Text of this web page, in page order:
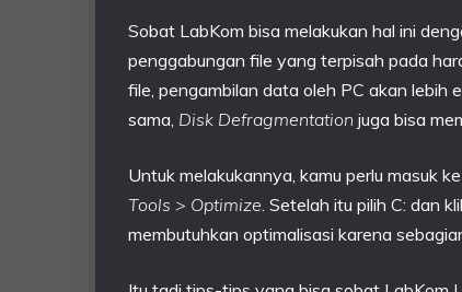
Sobat LabKom bisa melakukan hal ini
penggabungan file yang terpisah pada
file, pengambilan data oleh PC akan lebih
sama, Disk Defragmentation juga bisa
Untuk melakukannya, kamu perlu masuk ke
Tools > Optimize. Setelah itu pilih C: dan
membutuhkan optimalisasi karena